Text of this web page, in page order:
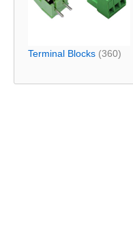
Terminal Blocks (360)